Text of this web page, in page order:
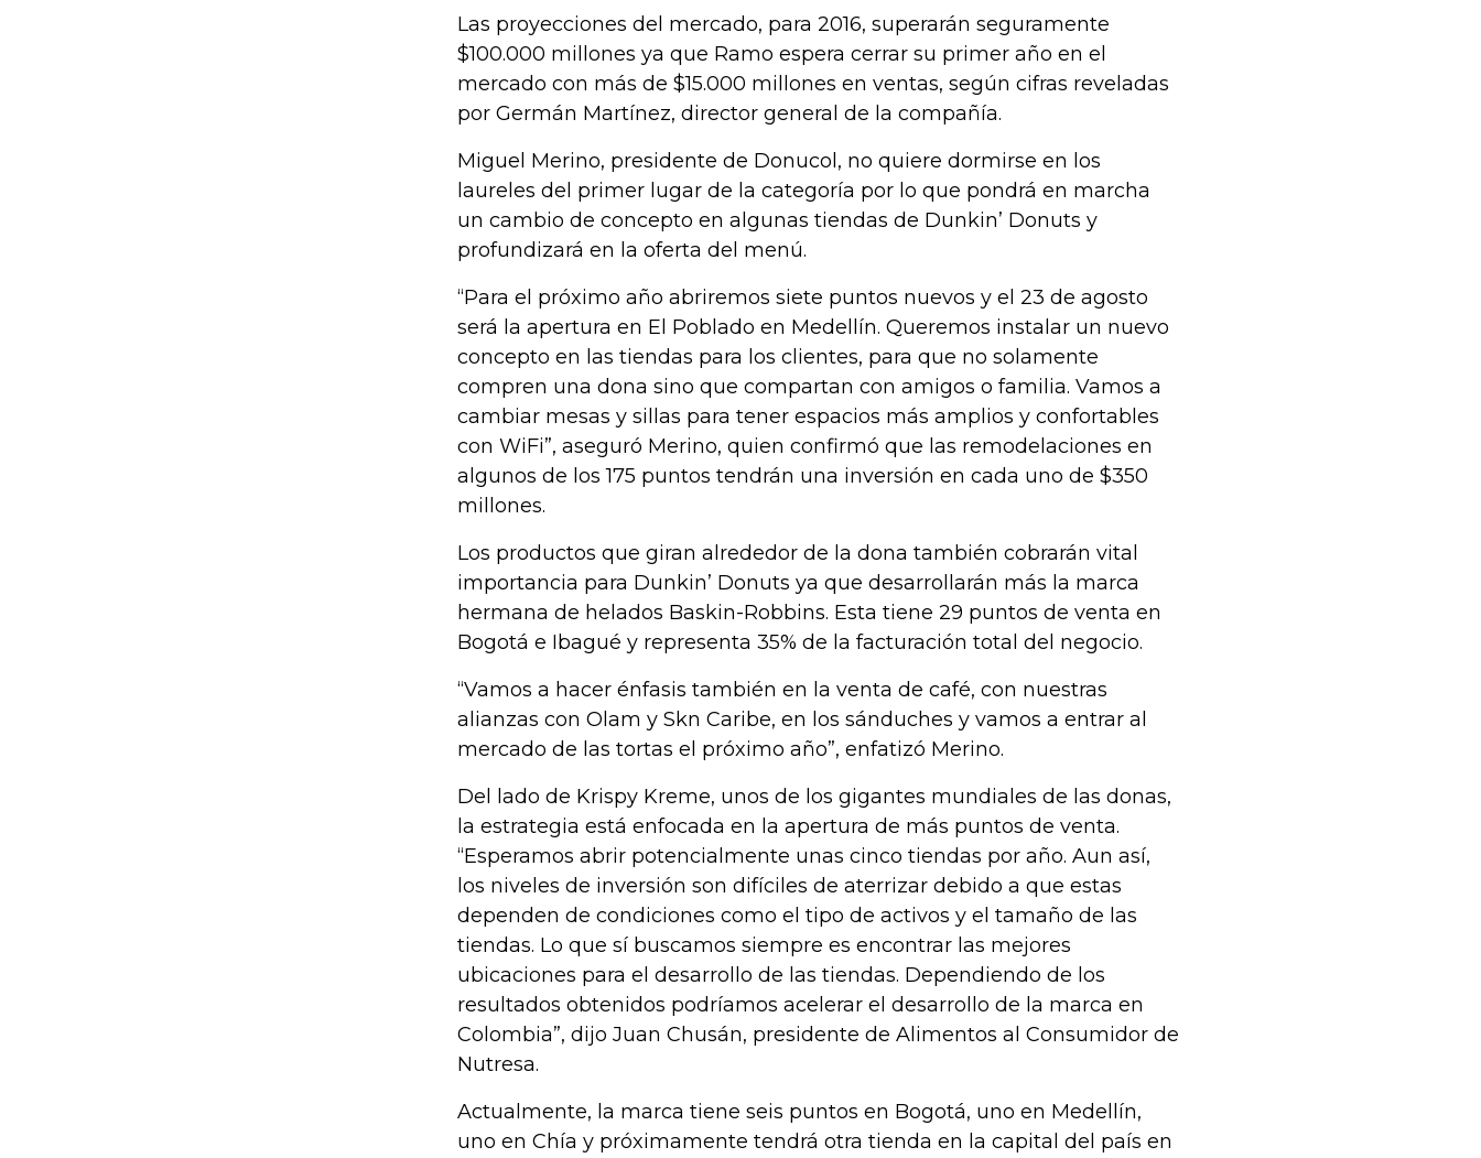
Las proyecciones del mercado, para 2016, superarán seguramente
$100.000 millones ya que Ramo espera cerrar su primer año en el
mercado con más de $15.000 millones en ventas, según cifras reveladas
por Germán Martínez, director general de la compañía.
Miguel Merino, presidente de Donucol, no quiere dormirse en los
laureles del primer lugar de la categoría por lo que pondrá en marcha
un cambio de concepto en algunas tiendas de Dunkin’ Donuts y
profundizará en la oferta del menú.
“Para el próximo año abriremos siete puntos nuevos y el 23 de agosto
será la apertura en El Poblado en Medellín. Queremos instalar un nuevo
concepto en las tiendas para los clientes, para que no solamente
compren una dona sino que compartan con amigos o familia. Vamos a
cambiar mesas y sillas para tener espacios más amplios y confortables
con WiFi”, aseguró Merino, quien confirmó que las remodelaciones en
algunos de los 175 puntos tendrán una inversión en cada uno de $350
millones.
Los productos que giran alrededor de la dona también cobrarán vital
importancia para Dunkin’ Donuts ya que desarrollarán más la marca
hermana de helados Baskin-Robbins. Esta tiene 29 puntos de venta en
Bogotá e Ibagué y representa 35% de la facturación total del negocio.
“Vamos a hacer énfasis también en la venta de café, con nuestras
alianzas con Olam y Skn Caribe, en los sánduches y vamos a entrar al
mercado de las tortas el próximo año”, enfatizó Merino.
Del lado de Krispy Kreme, unos de los gigantes mundiales de las donas,
la estrategia está enfocada en la apertura de más puntos de venta.
“Esperamos abrir potencialmente unas cinco tiendas por año. Aun así,
los niveles de inversión son difíciles de aterrizar debido a que estas
dependen de condiciones como el tipo de activos y el tamaño de las
tiendas. Lo que sí buscamos siempre es encontrar las mejores
ubicaciones para el desarrollo de las tiendas. Dependiendo de los
resultados obtenidos podríamos acelerar el desarrollo de la marca en
Colombia”, dijo Juan Chusán, presidente de Alimentos al Consumidor de
Nutresa.
Actualmente, la marca tiene seis puntos en Bogotá, uno en Medellín,
uno en Chía y próximamente tendrá otra tienda en la capital del país en